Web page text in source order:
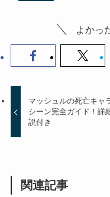
よかっ
マッシュルの死亡キャ
シーン完全ガイド！詳
説付き
関連記事